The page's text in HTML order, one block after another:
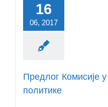
16
06, 2017
Предлог Комисије
политике